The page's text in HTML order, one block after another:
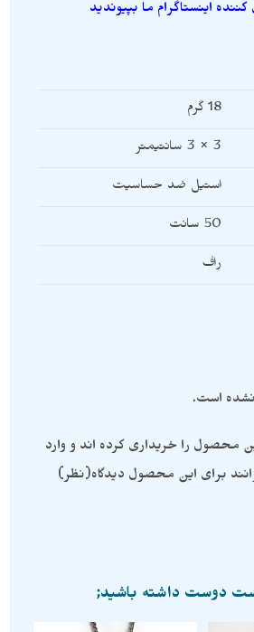
اینستاگرام ما بپیوندید
18 گرم
3 × 3 سانتیمتر
استیل ضد حساسیت
50 سانت
راف
است.
محصول را خریداری کرده اند و وارد
برای این محصول دیدگاه(نظر)
دوست داشته باشید;